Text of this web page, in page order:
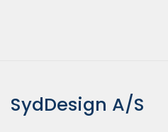
SydDesign A/S